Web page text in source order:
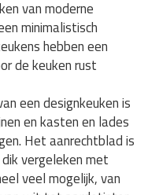
van moderne
minimalistisch
hebben een
de keuken rust
een designkeuken is
en kasten en lades
Het aanrechtblad is
vergeleken met
veel mogelijk, van